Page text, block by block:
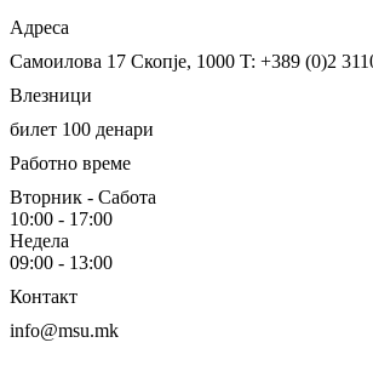
Адреса
Самоилова 17 Скопје, 1000 T: +389 (0)2
Влезници
билет 100 денари
Работно време
Вторник - Сабота
10:00 - 17:00
Недела
09:00 - 13:00
Контакт
info@msu.mk